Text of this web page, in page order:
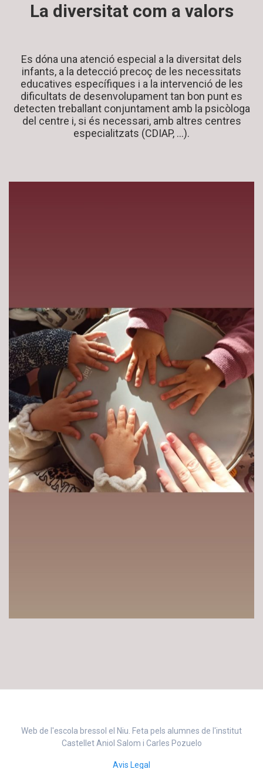
La diversitat com a valors
Es dóna una atenció especial a la diversitat dels
infants, a la detecció precoç de les necessitats
educatives específiques i a la intervenció de les
dificultats de desenvolupament tan bon punt es
detecten treballant conjuntament amb la psicòloga
del centre i, si és necessari, amb altres centres
especialitzats (CDIAP, …).
Web de l'escola bressol el Niu. Feta pels alumnes de l'institut
Castellet Aniol Salom i Carles Pozuelo
Avis Legal